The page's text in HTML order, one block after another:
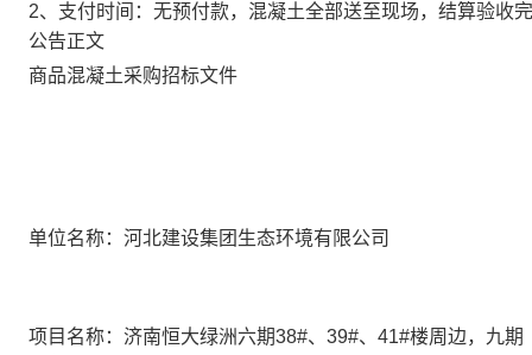
2、支付时间：无预付款，混凝土全部送至现场，结算验收
公告正文
商品混凝土采购招标文件
单位名称： 河北建设集团生态环境有限公司
项目名称： 济南恒大绿洲六期38#、39#、41#楼周边，九